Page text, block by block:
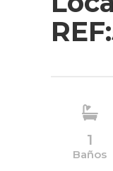
1
Baños